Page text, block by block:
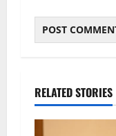
RELATED STORIES